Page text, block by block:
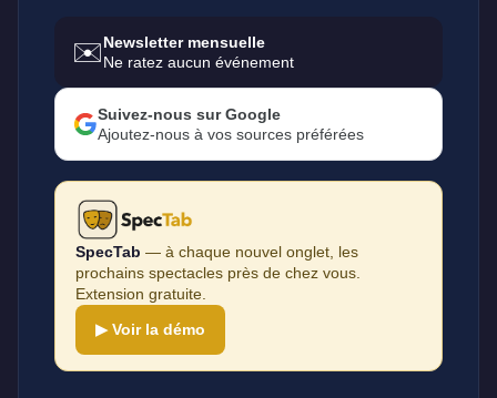
✉️Newsletter mensuelle
Ne ratez aucun événement
Suivez-nous sur Google
Ajoutez-nous à vos sources préférées
SpecTab — à chaque nouvel onglet, les
prochains spectacles près de chez vous.
Extension gratuite.
▶ Voir la démo